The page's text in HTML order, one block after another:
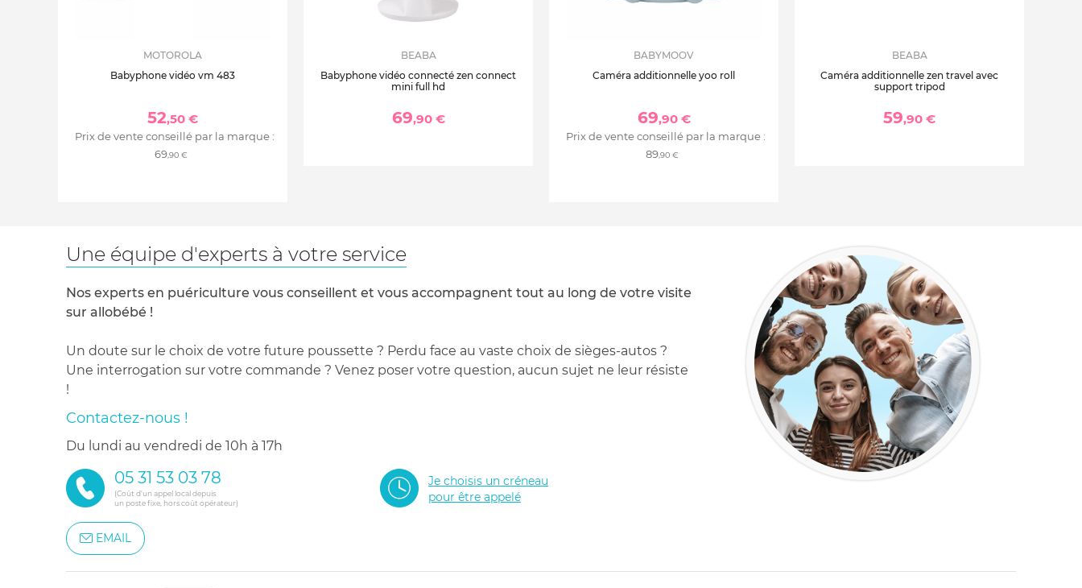
MOTOROLA
Babyphone vidéo vm 483
52,50 €
Prix de vente conseillé par la marque :
69,90 €
BEABA
Babyphone vidéo connecté zen connect
mini full hd
69,90 €
BABYMOOV
Caméra additionnelle yoo roll
69,90 €
Prix de vente conseillé par la marque :
89,90 €
BEABA
Caméra additionnelle zen travel avec
support tripod
59,90 €
Une équipe d'experts à votre service
Nos experts en puériculture vous conseillent et vous accompagnent tout au long de votre visite
sur allobébé !
Un doute sur le choix de votre future poussette ? Perdu face au vaste choix de sièges-autos ?
Une interrogation sur votre commande ? Venez poser votre question, aucun sujet ne leur résiste
!
Contactez-nous !
du lundi au vendredi de 10h à 17h
05 31 53 03 78
(Coût d'un appel local depuis
un poste fixe, hors coût opérateur)
Je choisis un créneau
pour être appelé
EMAIL